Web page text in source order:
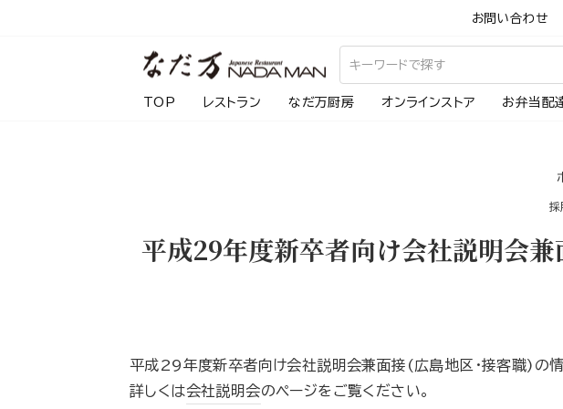
お問い合わせ
TOP レストラン なだ万厨房 オンラインストア お弁当配
採
平成29年度新卒者向け会社説明会
平成29年度新卒者向け会社説明会兼面接(広島地区・接客職)の情
詳しくは会社説明会のページをご覧ください。